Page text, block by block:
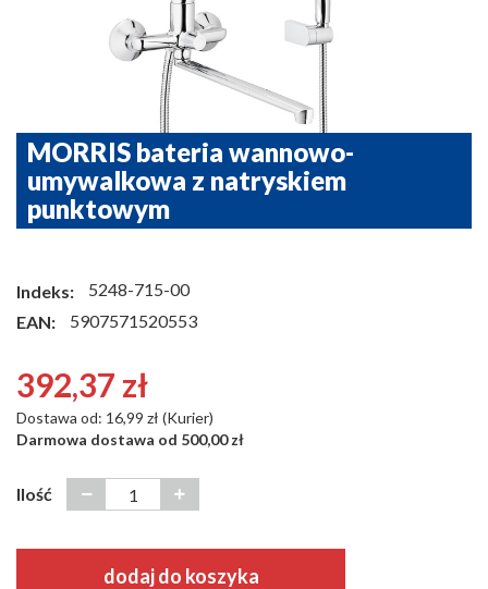
MORRIS bateria wannowo-
umywalkowa z natryskiem
punktowym
Indeks:
5248-715-00
EAN:
5907571520553
392,37 zł
Dostawa od: 16,99 zł (Kurier)
Darmowa dostawa od 500,00 zł
Ilość
dodaj do koszyka